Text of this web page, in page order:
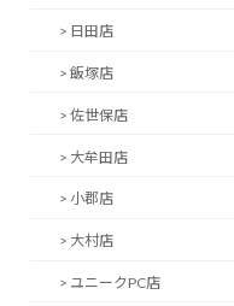
> 日田店
> 飯塚店
> 佐世保店
> 大牟田店
> 小郡店
> 大村店
> ユニークPC店